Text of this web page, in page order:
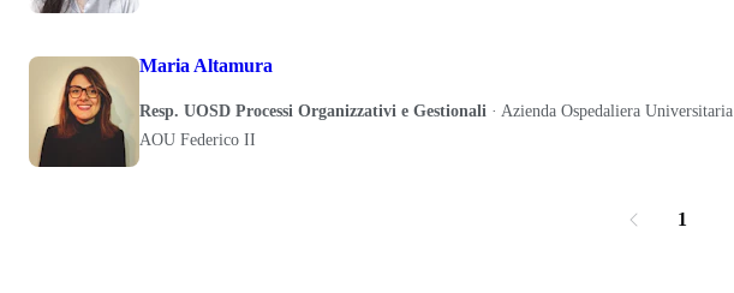
Maria Altamura
Resp. UOSD Processi Organizzativi e Gestionali · Azienda Ospedaliera Universitaria
AOU Federico II
1